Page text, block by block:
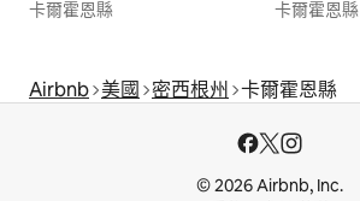
卡爾霍恩縣 卡爾霍恩縣
Airbnb 美國 密西根州 卡爾霍恩縣
© 2026 Airbnb, Inc.